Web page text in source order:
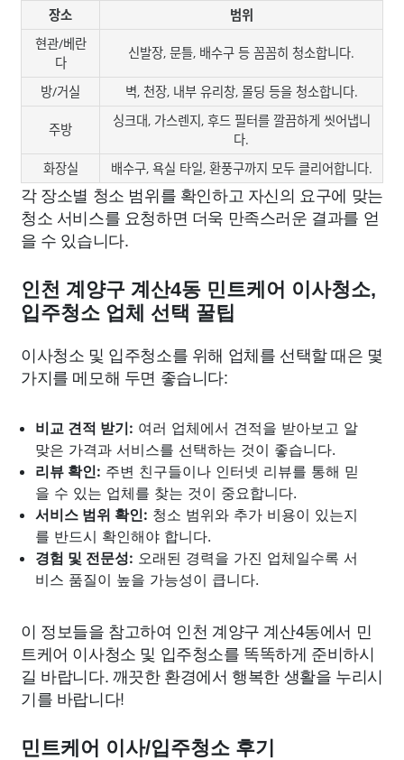
장소
범위
현관/베란
다
신발장, 문틀, 배수구 등 꼼꼼히 청소합니다.
방/거실 벽, 천장, 내부 유리창, 몰딩 등을 청소합니다.
주방
싱크대, 가스렌지, 후드 필터를 깔끔하게 씻어냅니
다.
화장실
배수구, 욕실 타일, 환풍구까지 모두 클리어합니다.
각 장소별 청소 범위를 확인하고 자신의 요구에 맞는
청소 서비스를 요청하면 더욱 만족스러운 결과를 얻
을 수 있습니다.
인천 계양구 계산4동 민트케어 이사청소,
입주청소 업체 선택 꿀팁
이사청소 및 입주청소를 위해 업체를 선택할 때은 몇
가지를 메모해 두면 좋습니다:
비교 견적 받기: 여러 업체에서 견적을 받아보고 알
맞은 가격과 서비스를 선택하는 것이 좋습니다.
리뷰 확인: 주변 친구들이나 인터넷 리뷰를 통해 믿
을 수 있는 업체를 찾는 것이 중요합니다.
서비스 범위 확인: 청소 범위와 추가 비용이 있는지
를 반드시 확인해야 합니다.
경험 및 전문성: 오래된 경력을 가진 업체일수록 서
비스 품질이 높을 가능성이 큽니다.
이 정보들을 참고하여 인천 계양구 계산4동에서 민
트케어 이사청소 및 입주청소를 똑똑하게 준비하시
길 바랍니다. 깨끗한 환경에서 행복한 생활을 누리시
기를 바랍니다!
민트케어 이사/입주청소 후기